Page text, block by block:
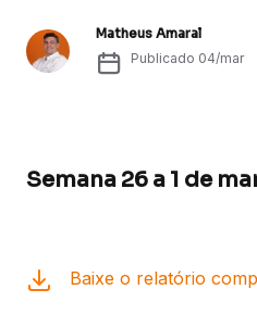
Matheus Amaral
Publicado 04/mar
Semana 26 a 1 de
Baixe o relatório